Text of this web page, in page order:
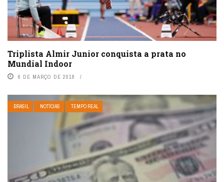
Triplista Almir Junior conquista a prata no
Mundial Indoor
6 DE MARÇO DE 2018
BRASIL NOTÍCIAS TEMPO REAL